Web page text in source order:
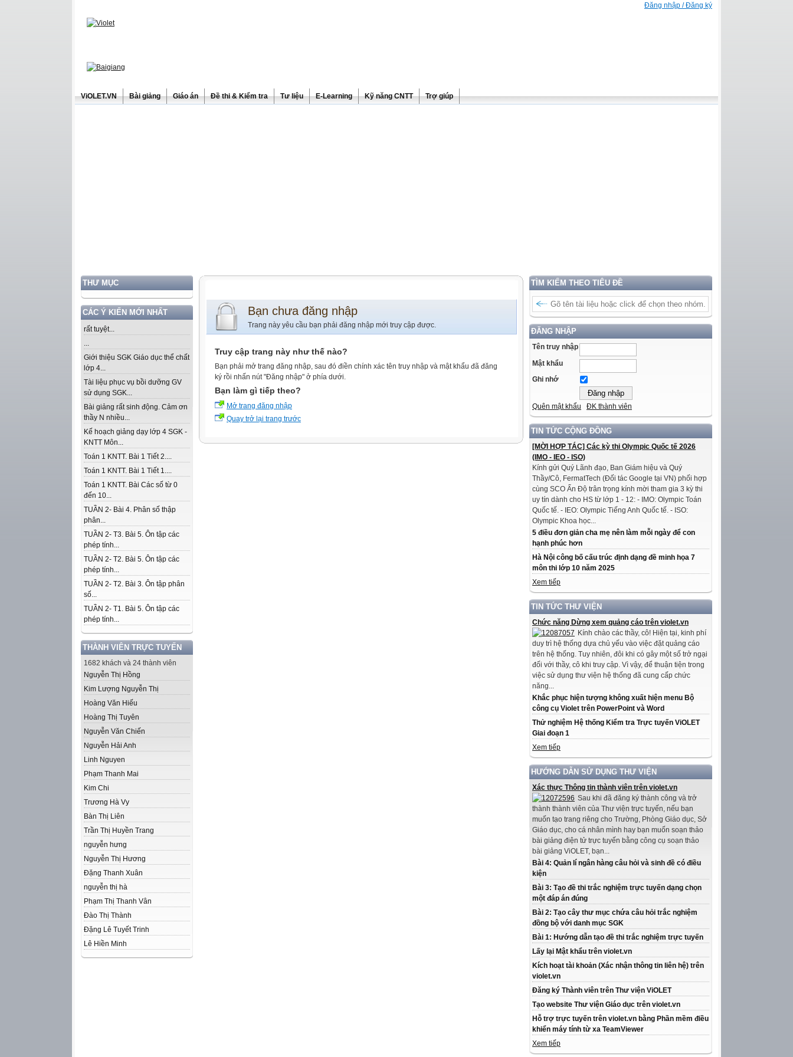
Đăng nhập / Đăng ký
ViOLET.VN Bài giảng Giáo án Đề thi & Kiểm tra Tư liệu E-Learning Kỹ năng CNTT Trợ giúp
THƯ MỤC
CÁC Ý KIẾN MỚI NHẤT
rất tuyệt...
...
Giới thiệu SGK Giáo dục thể chất
lớp 4...
Tài liệu phục vụ bồi dưỡng GV
sử dụng SGK...
Bài giảng rất sinh động. Cảm ơn
thầy N nhiều...
Kế hoạch giảng dạy lớp 4 SGK -
KNTT Môn...
Toán 1 KNTT. Bài 1 Tiết 2....
Toán 1 KNTT. Bài 1 Tiết 1....
Toán 1 KNTT. Bài Các số từ 0
đến 10...
TUẦN 2- Bài 4. Phân số thập
phân...
TUẦN 2- T3. Bài 5. Ôn tập các
phép tính...
TUẦN 2- T2. Bài 5. Ôn tập các
phép tính...
TUẦN 2- T2. Bài 3. Ôn tập phân
số...
TUẦN 2- T1. Bài 5. Ôn tập các
phép tính...
THÀNH VIÊN TRỰC TUYẾN
1682 khách và 24 thành viên
Nguyễn Thị Hồng
Kim Lượng Nguyễn Thị
Hoàng Văn Hiếu
Hoàng Thị Tuyên
Nguyễn Văn Chiến
Nguyễn Hải Anh
Linh Nguyen
Phạm Thanh Mai
Kim Chi
Trương Hà Vy
Bàn Thị Liên
Trần Thị Huyền Trang
nguyễn hưng
Nguyễn Thị Hương
Đặng Thanh Xuân
nguyễn thị hà
Phạm Thị Thanh Vân
Đào Thị Thành
Đặng Lê Tuyết Trinh
Lê Hiền Minh
TÌM KIẾM THEO TIÊU ĐỀ
ĐĂNG NHẬP
Tên truy nhập
Mật khẩu
Ghi nhớ
Quên mật khẩu ĐK thành viên
TIN TỨC CỘNG ĐỒNG
[MỜI HỢP TÁC] Các kỳ thi Olympic Quốc tế 2026
(IMO - IEO - ISO)
Kính gửi Quý Lãnh đạo, Ban Giám hiệu và Quý
Thầy/Cô, FermatTech (Đối tác Google tại VN) phối hợp
cùng SCO Ấn Độ trân trọng kính mời tham gia 3 kỳ thi
uy tín dành cho HS từ lớp 1 - 12: - IMO: Olympic Toán
Quốc tế. - IEO: Olympic Tiếng Anh Quốc tế. - ISO:
Olympic Khoa học...
5 điều đơn giản cha mẹ nên làm mỗi ngày để con
hạnh phúc hơn
Hà Nội công bố cấu trúc định dạng đề minh họa 7
môn thi lớp 10 năm 2025
Xem tiếp
TIN TỨC THƯ VIỆN
Chức năng Dừng xem quảng cáo trên violet.vn
Kính chào các thầy, cô! Hiện tại, kinh phí
duy trì hệ thống dựa chủ yếu vào việc đặt quảng cáo
trên hệ thống. Tuy nhiên, đôi khi có gây một số trở ngại
đối với thầy, cô khi truy cập. Vì vậy, để thuận tiện trong
việc sử dụng thư viện hệ thống đã cung cấp chức
năng...
Khắc phục hiện tượng không xuất hiện menu Bộ
công cụ Violet trên PowerPoint và Word
Thử nghiệm Hệ thống Kiểm tra Trực tuyến ViOLET
Giai đoạn 1
Xem tiếp
HƯỚNG DẪN SỬ DỤNG THƯ VIỆN
Xác thực Thông tin thành viên trên violet.vn
Sau khi đã đăng ký thành công và trở
thành thành viên của Thư viện trực tuyến, nếu bạn
muốn tạo trang riêng cho Trường, Phòng Giáo dục, Sở
Giáo dục, cho cá nhân mình hay bạn muốn soạn thảo
bài giảng điện tử trực tuyến bằng công cụ soạn thảo
bài giảng ViOLET, bạn...
Bài 4: Quản lí ngân hàng câu hỏi và sinh đề có điều
kiện
Bài 3: Tạo đề thi trắc nghiệm trực tuyến dạng chọn
một đáp án đúng
Bài 2: Tạo cây thư mục chứa câu hỏi trắc nghiệm
đồng bộ với danh mục SGK
Bài 1: Hướng dẫn tạo đề thi trắc nghiệm trực tuyến
Lấy lại Mật khẩu trên violet.vn
Kích hoạt tài khoản (Xác nhận thông tin liên hệ) trên
violet.vn
Đăng ký Thành viên trên Thư viện ViOLET
Tạo website Thư viện Giáo dục trên violet.vn
Hỗ trợ trực tuyến trên violet.vn bằng Phần mềm điều
khiển máy tính từ xa TeamViewer
Xem tiếp
Bạn chưa đăng nhập
Trang này yêu cầu bạn phải đăng nhập mới truy cập được.
Truy cập trang này như thế nào?
Bạn phải mở trang đăng nhập, sau đó điền chính xác tên truy nhập và mật khẩu đã đăng
ký rồi nhấn nút "Đăng nhập" ở phía dưới.
Bạn làm gì tiếp theo?
Mở trang đăng nhập
Quay trở lại trang trước